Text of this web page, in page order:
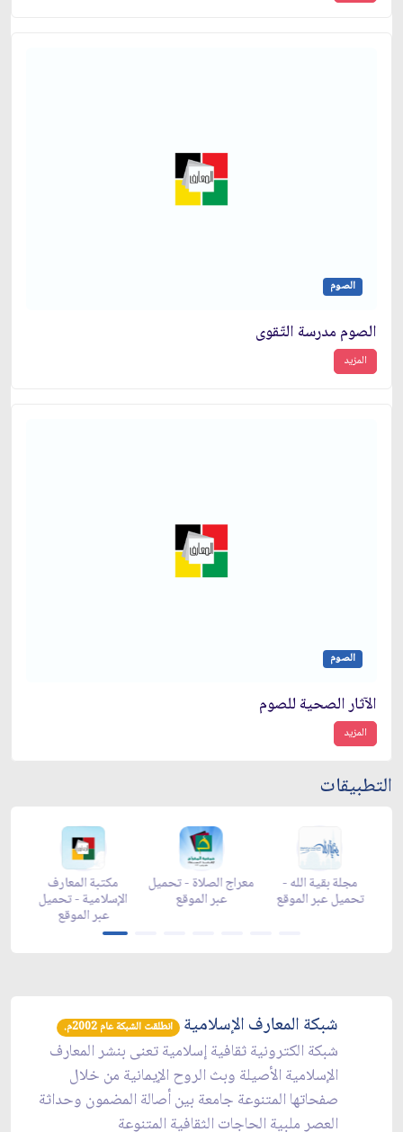
الصوم
الصوم مدرسة التّقوى
المزيد
الصوم
الآثار الصحية للصوم
المزيد
التطبيقات
مكتبة المعارف
الإسلامية - تحميل
عبر الموقع
معراج الصلاة - تحميل
عبر الموقع
مجلة بقية الله -
تحميل عبر الموقع الموقع
شبكة المعارف الإسلامية انطلقت الشبكة عام 2002م.
شبكة الكترونية ثقافية إسلامية تعنى بنشر المعارف
الإسلامية الأصيلة وبث الروح الإيمانية من خلال
صفحاتها المتنوعة جامعة بين أصالة المضمون وحداثة
العصر ملبية الحاجات الثقافية المتنوعة